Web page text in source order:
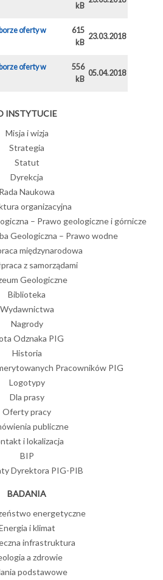
kB
oferty w
615
kB
23.03.2018
oferty w
556
kB
05.04.2018
INSTYTUCIE
Misja i wizja
Strategia
Statut
Dyrekcja
Rada Naukowa
organizacyjna
– Prawo geologiczne i górnicze
Geologiczna – Prawo wodne
międzynarodowa
z samorządami
Geologiczne
Biblioteka
Wydawnictwa
Nagrody
Odznaka PIG
Historia
Pracowników PIG
Logotypy
Dla prasy
Oferty pracy
publiczne
i lokalizacja
BIP
Dyrektora PIG-PIB
BADANIA
energetyczne
i klimat
infrastruktura
a zdrowie
podstawowe